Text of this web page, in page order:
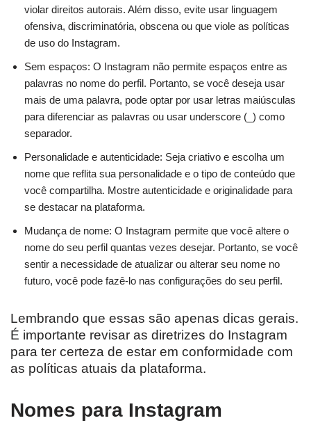
violar direitos autorais. Além disso, evite usar linguagem
ofensiva, discriminatória, obscena ou que viole as políticas
de uso do Instagram.
Sem espaços: O Instagram não permite espaços entre as
palavras no nome do perfil. Portanto, se você deseja usar
mais de uma palavra, pode optar por usar letras maiúsculas
para diferenciar as palavras ou usar underscore (_) como
separador.
Personalidade e autenticidade: Seja criativo e escolha um
nome que reflita sua personalidade e o tipo de conteúdo que
você compartilha. Mostre autenticidade e originalidade para
se destacar na plataforma.
Mudança de nome: O Instagram permite que você altere o
nome do seu perfil quantas vezes desejar. Portanto, se você
sentir a necessidade de atualizar ou alterar seu nome no
futuro, você pode fazê-lo nas configurações do seu perfil.
Lembrando que essas são apenas dicas gerais.
É importante revisar as diretrizes do Instagram
para ter certeza de estar em conformidade com
as políticas atuais da plataforma.
Nomes para Instagram